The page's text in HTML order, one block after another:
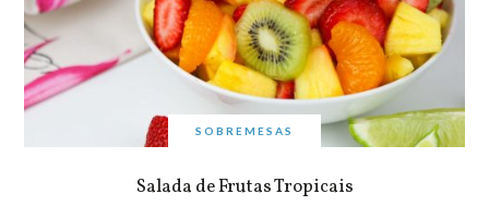
SOBREMESAS
Salada de Frutas Tropicais